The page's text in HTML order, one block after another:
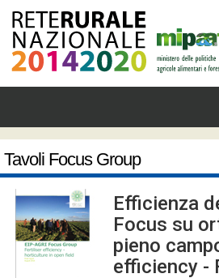
Tavoli Focus Group
Efficienza
Focus su
pieno
efficiency -